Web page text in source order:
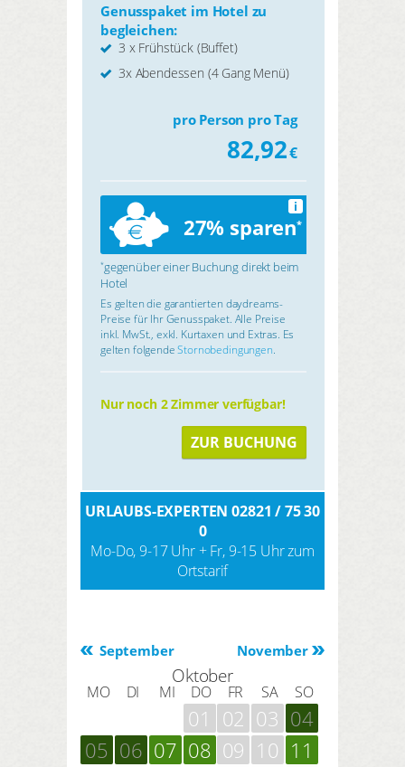
Genusspaket im Hotel zu
begleichen:
3 x Frühstück (Buffet)
3x Abendessen (4 Gang Menü)
pro Person pro Tag
82,92€
27% sparen*
i
*gegenüber einer Buchung direkt beim
Hotel
Es gelten die garantierten daydreams-
Preise für Ihr Genusspaket. Alle Preise
inkl. MwSt., exkl. Kurtaxen und Extras. Es
gelten folgendeStornobedingungen.
Nur noch 2 Zimmer verfügbar!
ZUR BUCHUNG
URLAUBS-EXPERTEN 02821 / 75 30
0
Mo-Do, 9-17 Uhr + Fr, 9-15 Uhr zum
Ortstarif
November
September
Oktober
MO DI MI DO FR SA SO
01 02 03 04
05 06 07 08 09 10 11